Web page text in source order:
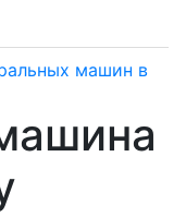
машин в